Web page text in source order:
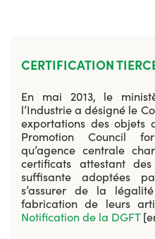
CERTIFICATION
En mai 2013, le
l’Industrie a désigné le
exportations des objets
Promotion Council
qu’agence centrale
certificats attestant
suffisante adoptées
s’assurer de la
fabrication de leurs
Notification de la DGFT